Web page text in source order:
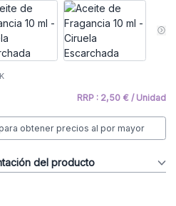
RRP : 2,50 € / Unidad
obtener precios al por mayor
del producto